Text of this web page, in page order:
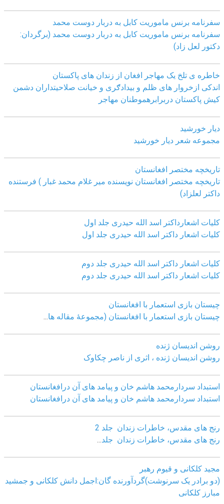
سفرنامه برنس ماموریت کابل به دربار دوست محمد
سفرنامه برنس ماموریت کابل به دربار دوست محمد (برگردان:
دکتور لعل زاد)
خاطره ی تلخ یک مھاجر افغان از زندان ھای پاکستان
اندکی ازخروار ھای ظلم و بیدادګری و خیانت صلاحیتداران دشمن
کیش پاکستان دربرابرھموطنان مھاجر
دیار خورشید
مجموعه شعر دیار خورشید
تاریخچه مختصر افغانستان
تاریخچه مختصر افغانستان نویسنده میر غلام محمد غبار ) فرستنده
داکتر لعلزاد)
کلیات اشعارداکتر اسد الله حیدری جلد اول
کلیات اشعار داکتر اسد الله حیدری جلد اول
کلیات اشعار داکتر اسد الله حیدری جلد دوم
کلیات اشعار داکتر اسد الله حیدری جلد دوم
چيستان بازی استعمار با افغانستان
چيستان بازی استعمار با افغانستان (مجموعۀ مقاله ها
روشن اندیسان ژنده
روشن اندیسان ژنده ، اثری از ناصر چکاوک
استبداد سردارمحمد هاشم خان و پیامد های آن درافغانستان
استبداد سردارمحمد هاشم خان و پیامد های آن درافغانستان
رنج های مقدس، خاطرات زندان جلد 2
رنج های مقدس، خاطرات زندان جلد
مجید کلکانی و قیوم رهبر
(دو برادر یک سرنوشت)گردآورنده گان:اجمل دانش کلکانی و جمشید
مبارز کلکانی